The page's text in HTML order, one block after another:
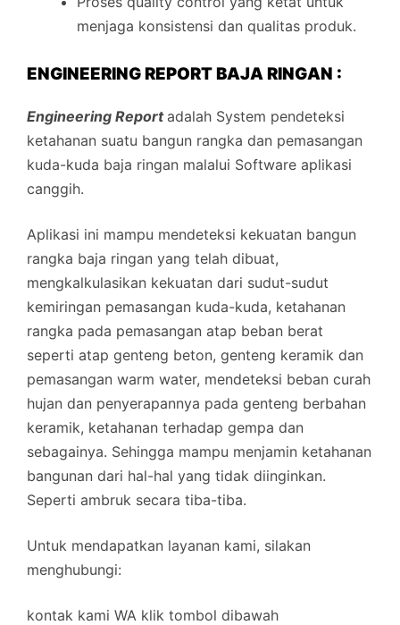
menjaga konsistensi dan qualitas produk.
ENGINEERING REPORT BAJA RINGAN :
Engineering Reportadalah System pendeteksi
ketahanan suatu bangun rangka dan pemasangan
kuda-kuda baja ringan malalui Software aplikasi
canggih.
Aplikasi ini mampu mendeteksi kekuatan bangun
rangka baja ringan yang telah dibuat,
mengkalkulasikan kekuatan dari sudut-sudut
kemiringan pemasangan kuda-kuda, ketahanan
rangka pada pemasangan atap beban berat
seperti atap genteng beton, genteng keramik dan
pemasangan warm water, mendeteksi beban curah
hujan dan penyerapannya pada genteng berbahan
keramik, ketahanan terhadap gempa dan
sebagainya. Sehingga mampu menjamin ketahanan
bangunan dari hal-hal yang tidak diinginkan.
Seperti ambruk secara tiba-tiba.
Untuk mendapatkan layanan kami, silakan
menghubungi:
kontak kami WA klik tombol dibawah